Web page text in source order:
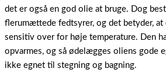
det er også en god olie at bruge. Dog
flerumættede fedtsyrer, og det betyder, at
sensitiv over for høje temperature. Den
opvarmes, og så ødelægges oliens gode
ikke egnet til stegning og bagning.